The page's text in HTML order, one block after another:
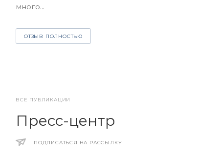
много...
ОТЗЫВ ПОЛНОСТЬЮ
ВСЕ ПУБЛИКАЦИИ
Пресс-центр
ПОДПИСАТЬСЯ НА РАССЫЛКУ